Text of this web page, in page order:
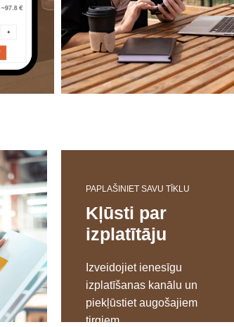
PAPLAŠINIET SAVU TĪKLU
Kļūsti par
izplatītāju
Izveidojiet ienesīgu
izplatīšanas kanālu un
piekļūstiet augošajiem
tirgiem